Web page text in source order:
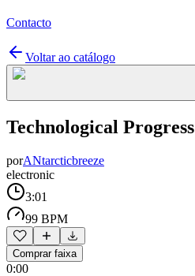
Contacto
Voltar ao catálogo
Technological Progress
porANtarcticbreeze
electronic
3:01
99 BPM
Comprar faixa
0:00